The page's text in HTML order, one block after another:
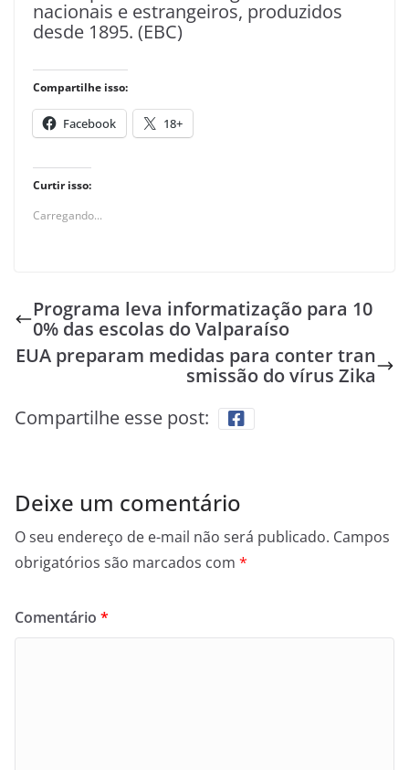
nacionais e estrangeiros, produzidos
desde 1895. (EBC)
Compartilhe isso:
Facebook 18+
Curtir isso:
Carregando...
Programa leva informatização para 10
0% das escolas do Valparaíso
EUA preparam medidas para conter tran
smissão do vírus Zika
Compartilhe esse post:
Deixe um comentário
O seu endereço de e-mail não será publicado. Campos
obrigatórios são marcados com *
Comentário *